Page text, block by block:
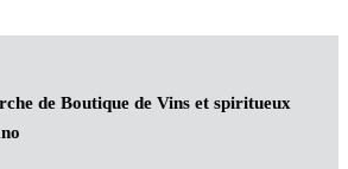
de Boutique de Vins et spiritueux